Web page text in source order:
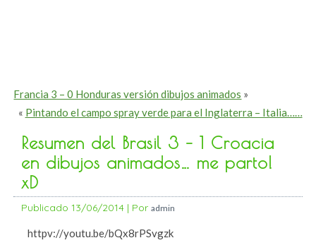
Francia 3 – 0 Honduras versión dibujos animados »
« Pintando el campo spray verde para el Inglaterra – Italia……
Resumen del Brasil 3 – 1 Croacia
en dibujos animados… me parto!
xD
Publicado 13/06/2014 | Por admin
httpv://youtu.be/bQx8rPSvgzk